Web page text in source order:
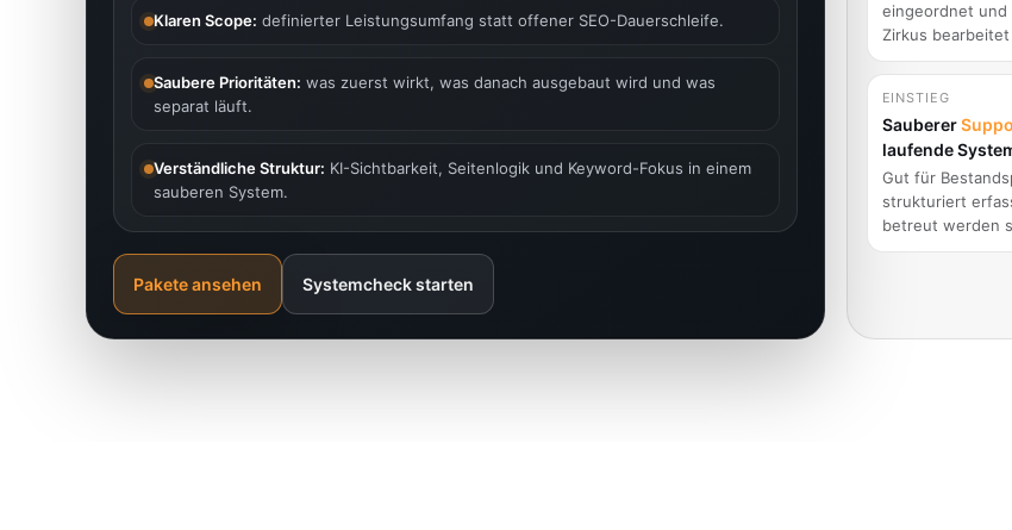
Klaren Scope: definierter Leistungsumfang statt offener SEO-Dauerschleife.
Saubere Prioritäten: was zuerst wirkt, was danach ausgebaut wird und was
separat läuft.
Verständliche Struktur: KI-Sichtbarkeit, Seitenlogik und Keyword-Fokus in einem
sauberen System.
Pakete ansehen Systemcheck starten
eingeordnet und
Zirkus
EINSTIEG
Sauberer
laufende
Gut für
strukturiert
betreut werden